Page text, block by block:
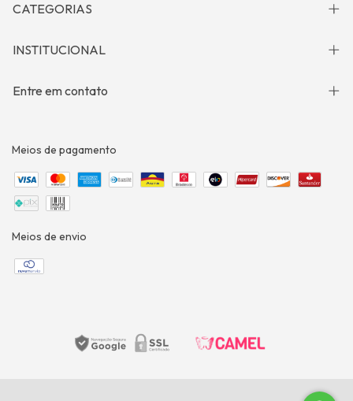
CATEGORIAS
INSTITUCIONAL
Entre em contato
Meios de pagamento
Meios de envio